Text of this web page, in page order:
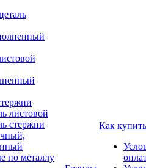
листовой
стержни
по металлу
Как купить